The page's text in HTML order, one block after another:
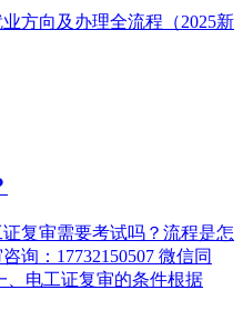
方向及办理全流程（2025新
复审需要考试吗？流程是怎
询：17732150507 微信同
、电工证复审的条件根据